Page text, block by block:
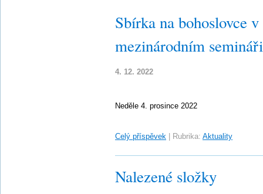
Sbírka na bohoslovce
mezinárodním
4. 12. 2022
Neděle 4. prosince 2022
Celý příspěvek Rubrika: Aktuality
Nalezené složky